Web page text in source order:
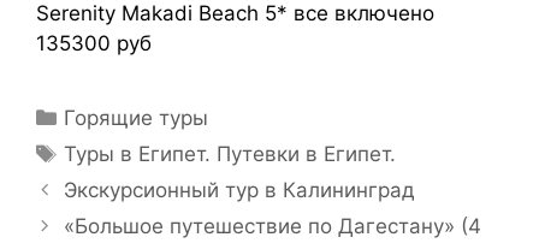
Serenity Makadi Beach 5* все включено
135300 руб
Горящие туры
Туры в Египет. Путевки в Египет.
Экскурсионный тур в Калининград
«Большое путешествие по Дагестану» (4